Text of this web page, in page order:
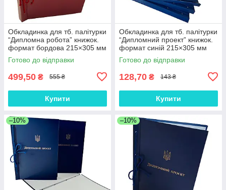
Обкладинка для тб. палітурки
“Дипломна робота” книжок.
формат бордова 215×305 мм
(20мм) (уп.5шт)
Готово до відправки
499,50 ₴ 555 ₴
Купити
Обкладинка для тб. палітурки
“Дипломний проект” книжок.
формат синій 215×305 мм
(20мм) (1 шт)
Готово до відправки
128,70 ₴ 143 ₴
Купити
–10% –10%